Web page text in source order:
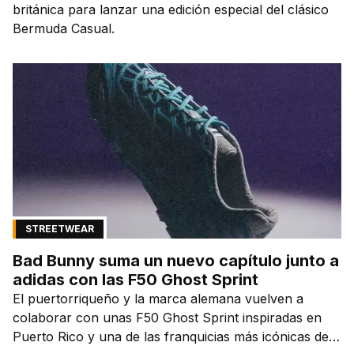
británica para lanzar una edición especial del clásico
Bermuda Casual.
STREETWEAR
Bad Bunny suma un nuevo capítulo junto a
adidas con las F50 Ghost Sprint
El puertorriqueño y la marca alemana vuelven a
colaborar con unas F50 Ghost Sprint inspiradas en
Puerto Rico y una de las franquicias más icónicas del